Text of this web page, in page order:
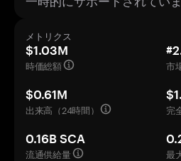
メトリクス
$1.03M
時価総額
市
$0.61M
出来高（24時間）
0.16B SCA
流通供給量
最